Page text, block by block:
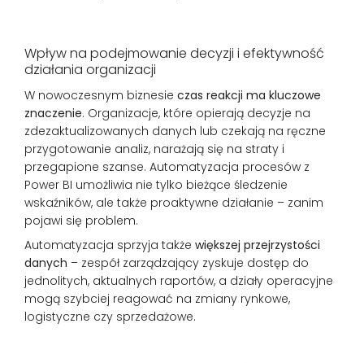
Wpływ na podejmowanie decyzji i efektywność
działania organizacji
W nowoczesnym biznesie czas reakcji ma kluczowe
znaczenie. Organizacje, które opierają decyzje na
zdezaktualizowanych danych lub czekają na ręczne
przygotowanie analiz, narażają się na straty i
przegapione szanse. Automatyzacja procesów z
Power BI umożliwia nie tylko bieżące śledzenie
wskaźników, ale także proaktywne działanie – zanim
pojawi się problem.
Automatyzacja sprzyja także większej przejrzystości
danych – zespół zarządzający zyskuje dostęp do
jednolitych, aktualnych raportów, a działy operacyjne
mogą szybciej reagować na zmiany rynkowe,
logistyczne czy sprzedażowe.